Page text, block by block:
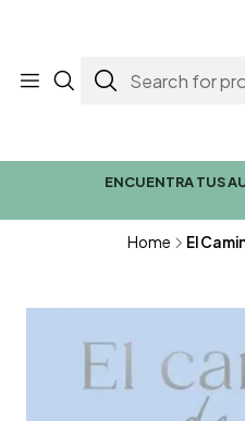
ENCUENTRA TUS
Home El